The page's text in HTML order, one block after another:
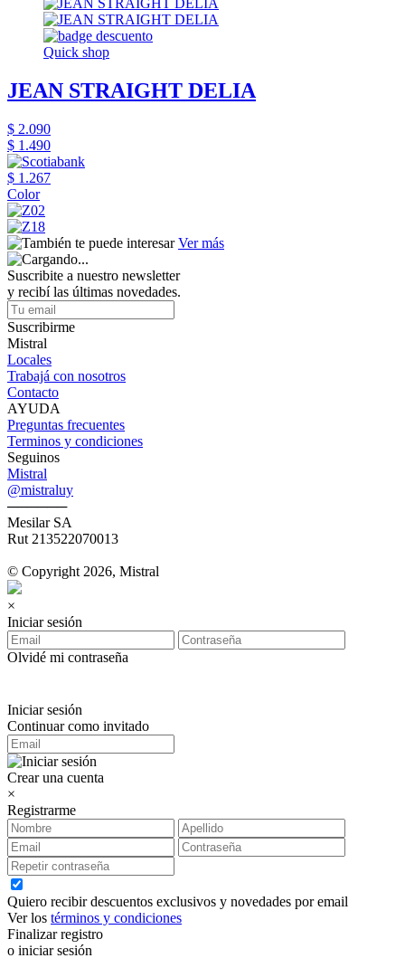
Quick shop
JEAN STRAIGHT DELIA
$ 2.090
$ 1.490
$ 1.267
Color
Ver más
Suscribite a nuestro newsletter
y recibí las últimas novedades.
Suscribirme
Mistral
Locales
Trabajá con nosotros
Contacto
AYUDA
Preguntas frecuentes
Terminos y condiciones
Seguinos
Mistral
@mistraluy
──────
Mesilar SA
Rut 213522070013
© Copyright 2026, Mistral
×
Iniciar sesión
Olvidé mi contraseña
Iniciar sesión
Continuar como invitado
Crear una cuenta
×
Registrarme
Quiero recibir descuentos exclusivos y novedades por email
Ver los términos y condiciones
Finalizar registro
o iniciar sesión